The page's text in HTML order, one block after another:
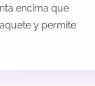
encima que
y permite